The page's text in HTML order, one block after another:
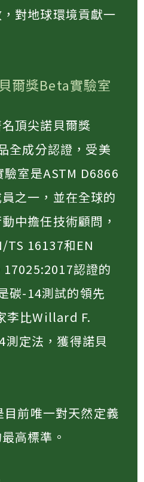
對地球環境貢獻一
爾獎Beta實驗室
頂尖諾貝爾獎
全成分認證，受美
室是ASTM D6866
之一，並在全球的
中擔任技術顧問，
TS 16137和EN
認證的
碳-14測試的領先
李比Willard F.
定法，獲得諾貝
前唯一對天然定義
高標準。​